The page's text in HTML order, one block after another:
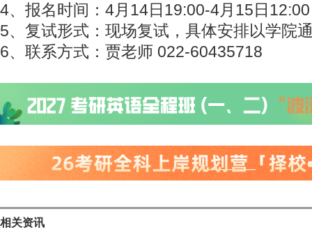
4、报名时间：4月14日19:00-4月15日12:00
5、复试形式：现场复试，具体安排以学院
6、联系方式：贾老师 022-60435718
相关资讯